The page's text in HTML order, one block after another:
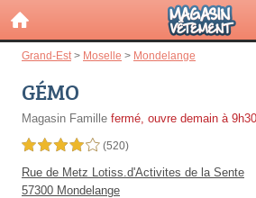
Grand-Est > Moselle > Mondelange
GÉMO
Magasin Famille fermé, ouvre demain à 9h30
4,0 étoiles sur 5 (520)
Rue de Metz Lotiss.d'Activites de la Sente
57300 Mondelange